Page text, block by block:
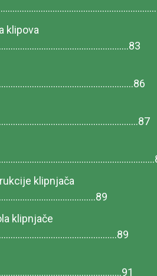
klipova
klipnjača
klipnjače